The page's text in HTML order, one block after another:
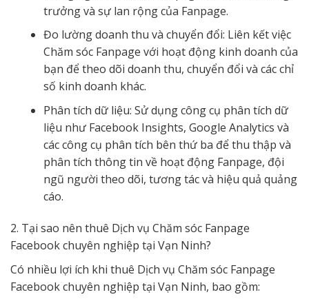
trưởng và sự lan rộng của Fanpage.
Đo lường doanh thu và chuyển đổi: Liên kết việc
Chăm sóc Fanpage với hoạt động kinh doanh của
bạn để theo dõi doanh thu, chuyển đổi và các chỉ
số kinh doanh khác.
Phân tích dữ liệu: Sử dụng công cụ phân tích dữ
liệu như Facebook Insights, Google Analytics và
các công cụ phân tích bên thứ ba để thu thập và
phân tích thông tin về hoạt động Fanpage, đội
ngũ người theo dõi, tương tác và hiệu quả quảng
cáo.
2. Tại sao nên thuê Dịch vụ Chăm sóc Fanpage
Facebook chuyên nghiệp tại Vạn Ninh?
Có nhiều lợi ích khi thuê Dịch vụ Chăm sóc Fanpage
Facebook chuyên nghiệp tại Vạn Ninh, bao gồm: